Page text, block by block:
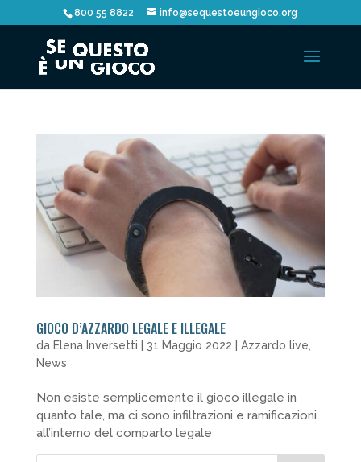
800 55 8822 info@sequestoeungioco.org
GIOCO D’AZZARDO LEGALE E ILLEGALE
da Elena Inversetti | 31 Maggio 2022 | Azzardo live
News
Non esiste semplicemente il gioco illegale in
quanto tale, ma ci sono infiltrazioni e ramificazioni
all’interno del comparto legale